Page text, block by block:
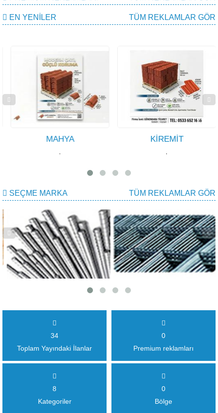
EN YENILER TÜM REKLAMLAR GÖR
MAHYA KİREMİT
SEÇME MARKA TÜM REKLAMLAR GÖR
34
Toplam Yayındaki İlanlar
0
Premium reklamları
8
Kategoriler
0
Bölge